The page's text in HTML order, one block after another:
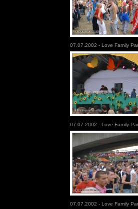
07.07.2002 - Love Family
07.07.2002 - Love Family
07.07.2002 - Love Family